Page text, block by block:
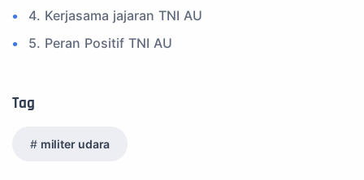
4. Kerjasama jajaran TNI AU
5. Peran Positif TNI AU
7. Spam Bukan Berita TNI
9. Tni au
Tag
militer udara